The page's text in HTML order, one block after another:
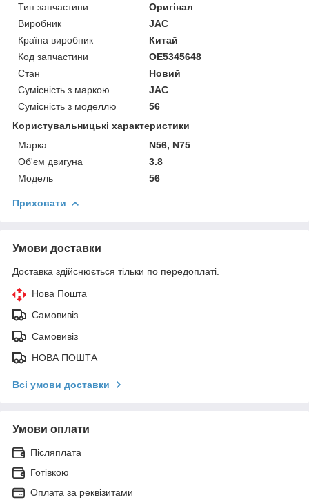
Тип запчастини
Оригінал
Виробник
JAC
Країна виробник
Китай
Код запчастини
OE5345648
Стан
Новий
Сумісність з маркою
JAC
Сумісність з моделлю
56
Користувальницькі характеристики
Марка
N56, N75
Об'єм двигуна
3.8
Модель
56
Приховати
Умови доставки
Доставка здійснюється тільки по передоплаті.
Нова Пошта
Самовивіз
Самовивіз
НОВА ПОШТА
Всі умови доставки
Умови оплати
Післяплата
Готівкою
Оплата за реквізитами